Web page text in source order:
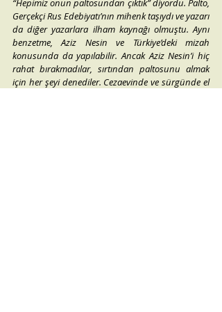
“Hepimiz onun paltosundan çıktık” diyordu. Palto,
Gerçekçi Rus Edebiyatı’nın mihenk taşıydı ve yazarı
da diğer yazarlara ilham kaynağı olmuştu. Aynı
benzetme, Aziz Nesin ve Türkiye’deki mizah
konusunda da yapılabilir. Ancak Aziz Nesin’i hiç
rahat bırakmadılar, sırtından paltosunu almak
için her şeyi denediler. Cezaevinde ve sürgünde el